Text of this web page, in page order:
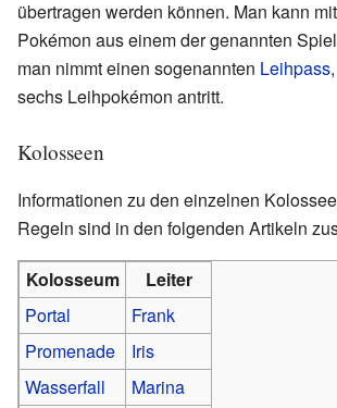
übertragen werden können. Man kann
Pokémon aus einem der genannten
man nimmt einen sogenannten Leihpass
sechs Leihpokémon antritt.
Kolosseen
Informationen zu den einzelnen
Regeln sind in den folgenden Artikeln
Kolosseum
Leiter
Portal
Frank
Promenade
Iris
Wasserfall
Marina